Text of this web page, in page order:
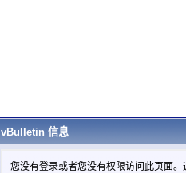
vBulletin 信息
您没有登录或者您没有权限访问此页面